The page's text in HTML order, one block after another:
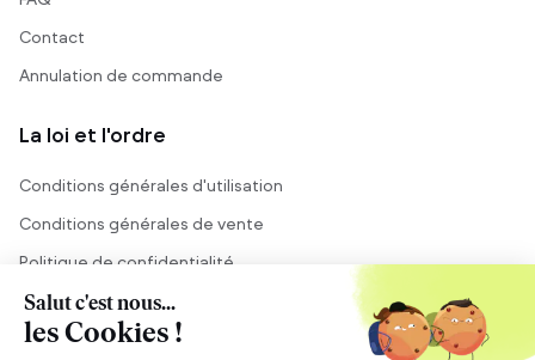
Contact
Annulation de commande
La loi et l'ordre
Conditions générales d'utilisation
Conditions générales de vente
Politique de confidentialité
Mentions légales